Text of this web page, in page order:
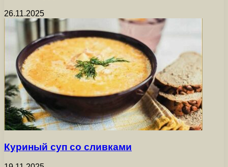
26.11.2025
Куриный суп со сливками